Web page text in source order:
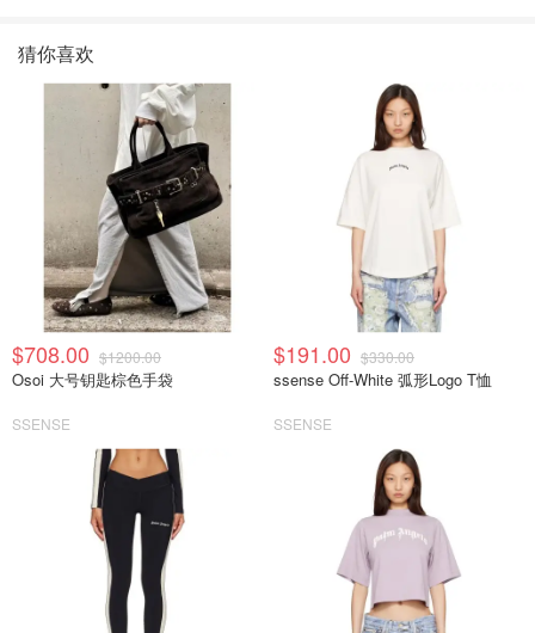
猜你喜欢
$708.00 $1200.00
Osoi 大号钥匙棕色手袋
SSENSE
$191.00 $330.00
ssense Off-White 弧形Logo T恤
SSENSE